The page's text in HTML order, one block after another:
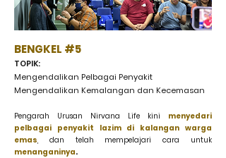
BENGKEL #5
TOPIK:
Mengendalikan Pelbagai Penyakit
Mengendalikan Kemalangan dan Kecemasan
Pengarah Urusan Nirvana Life kini menyedari
pelbagai penyakit lazim di kalangan warga
emas, dan telah mempelajari cara untuk
menanganinya.